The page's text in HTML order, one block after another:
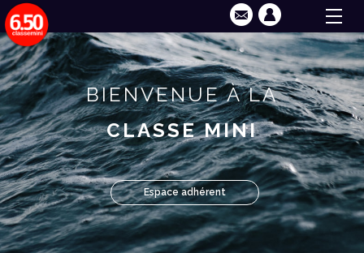
BIENVENUE À LA
CLASSE MINI
Espace adhérent